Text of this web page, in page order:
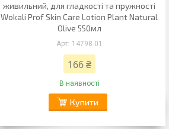
живильний, для гладкості та пружності
Wokali Prof Skin Care Lotion Plant Natural
Olive 550мл
14798-01
166 ₴
В наявності
Купити